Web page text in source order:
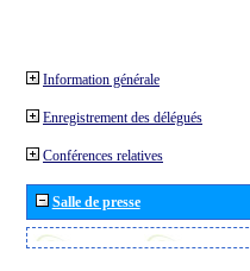
Information générale
Enregistrement des délégués
Conférences relatives
Salle de presse